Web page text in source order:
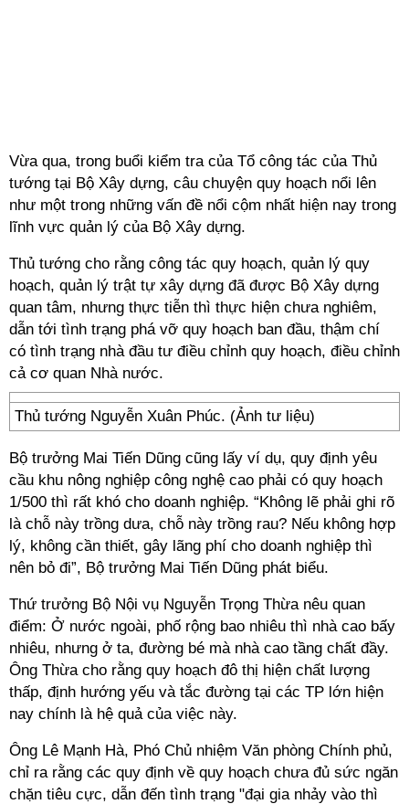
Vừa qua, trong buổi kiểm tra của Tổ công tác của Thủ
tướng tại Bộ Xây dựng, câu chuyện quy hoạch nổi lên
như một trong những vấn đề nổi cộm nhất hiện nay trong
lĩnh vực quản lý của Bộ Xây dựng.
Thủ tướng cho rằng công tác quy hoạch, quản lý quy
hoạch, quản lý trật tự xây dựng đã được Bộ Xây dựng
quan tâm, nhưng thực tiễn thì thực hiện chưa nghiêm,
dẫn tới tình trạng phá vỡ quy hoạch ban đầu, thậm chí
có tình trạng nhà đầu tư điều chỉnh quy hoạch, điều chỉnh
cả cơ quan Nhà nước.
Thủ tướng Nguyễn Xuân Phúc. (Ảnh tư liệu)
Bộ trưởng Mai Tiến Dũng cũng lấy ví dụ, quy định yêu
cầu khu nông nghiệp công nghệ cao phải có quy hoạch
1/500 thì rất khó cho doanh nghiệp. “Không lẽ phải ghi rõ
là chỗ này trồng dưa, chỗ này trồng rau? Nếu không hợp
lý, không cần thiết, gây lãng phí cho doanh nghiệp thì
nên bỏ đi”, Bộ trưởng Mai Tiến Dũng phát biểu.
Thứ trưởng Bộ Nội vụ Nguyễn Trọng Thừa nêu quan
điểm: Ở nước ngoài, phố rộng bao nhiêu thì nhà cao bấy
nhiêu, nhưng ở ta, đường bé mà nhà cao tầng chất đầy.
Ông Thừa cho rằng quy hoạch đô thị hiện chất lượng
thấp, định hướng yếu và tắc đường tại các TP lớn hiện
nay chính là hệ quả của việc này.
Ông Lê Mạnh Hà, Phó Chủ nhiệm Văn phòng Chính phủ,
chỉ ra rằng các quy định về quy hoạch chưa đủ sức ngăn
chặn tiêu cực, dẫn đến tình trạng "đại gia nhảy vào thì